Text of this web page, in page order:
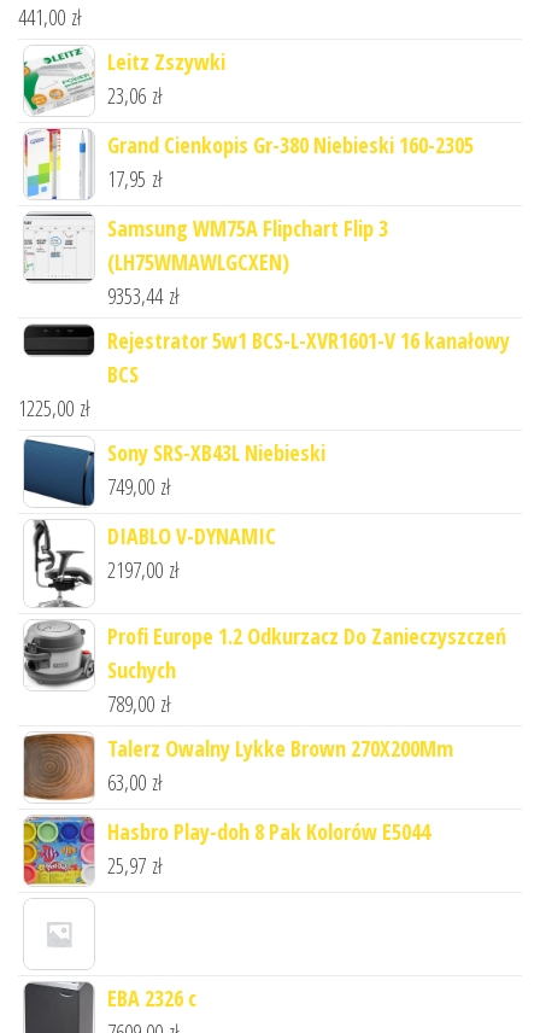
441,00 zł
Leitz Zszywki
23,06 zł
Grand Cienkopis Gr-380 Niebieski 160-2305
17,95 zł
Samsung WM75A Flipchart Flip 3
(LH75WMAWLGCXEN)
9353,44 zł
Rejestrator 5w1 BCS-L-XVR1601-V 16 kanałowy
BCS
1225,00 zł
Sony SRS-XB43L Niebieski
749,00 zł
DIABLO V-DYNAMIC
2197,00 zł
Profi Europe 1.2 Odkurzacz Do Zanieczyszczeń
Suchych
789,00 zł
Talerz Owalny Lykke Brown 270X200Mm
63,00 zł
Hasbro Play-doh 8 Pak Kolorów E5044
25,97 zł
EBA 2326 c